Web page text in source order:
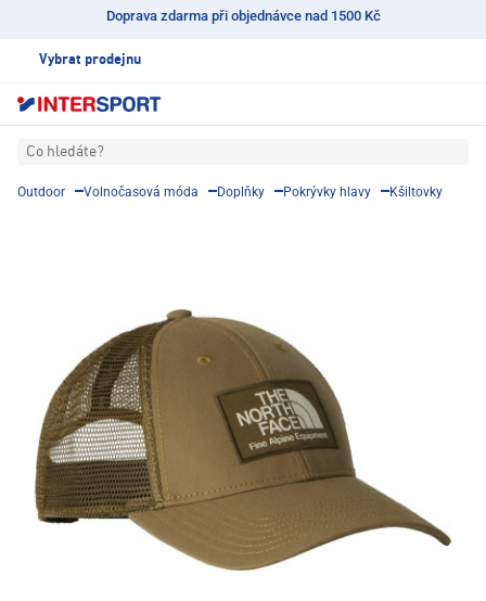
Doprava zdarma při objednávce nad 1500 Kč
Vybrat prodejnu
Co hledáte?
Outdoor Volnočasová móda Doplňky Pokrývky hlavy Kšiltovky